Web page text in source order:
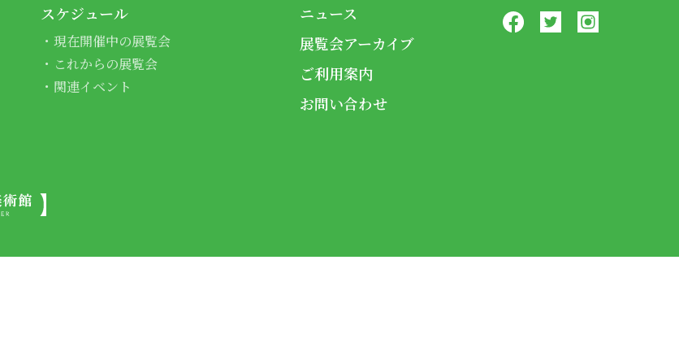
スケジュール
現在開催中の展覧会
これからの展覧会
関連イベント
ニュース
展覧会アーカイブ
ご利用案内
お問い合わせ